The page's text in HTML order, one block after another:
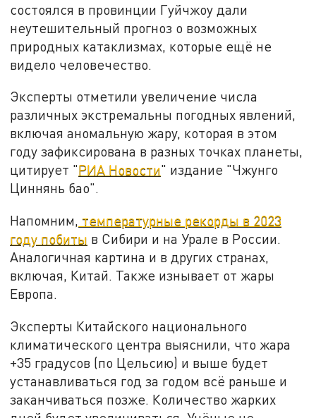
состоялся в провинции Гуйчжоу дали
неутешительный прогноз о возможных
природных катаклизмах, которые ещё не
видело человечество.
Эксперты отметили увеличение числа
различных экстремальны погодных явлений,
включая аномальную жару, которая в этом
году зафиксирована в разных точках планеты,
цитирует "РИА Новости" издание "Чжунго
Циннянь бао".
Напомним, температурные рекорды в 2023
году побиты в Сибири и на Урале в России.
Аналогичная картина и в других странах,
включая, Китай. Также изнывает от жары
Европа.
Эксперты Китайского национального
климатического центра выяснили, что жара
+35 градусов (по Цельсию) и выше будет
устанавливаться год за годом всё раньше и
заканчиваться позже. Количество жарких